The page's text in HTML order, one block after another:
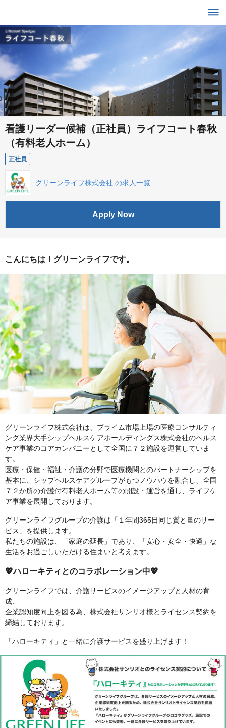
看護リーダー候補（正社員）ライフコート春秋
（有料老人ホーム）
正社員
グリーンライフ株式会社 の求人一覧
Apply Now
こんにちは！グリーンライフです。
グリーンライフ株式会社は、プライム市場上場の医療コンサルティ
ング業界大手シップヘルスケアホールディングス株式会社のヘルス
ケア事業のコアカンパニーとして全国に７２施設を運営していま
す。
医療・保健・福祉・介護の分野で医療機関とのパートナーシップを
基本に、シップヘルスケアグループがもつノウハウを融合し、全国
７２か所の介護付有料老人ホーム等の開設・運営を通し、ライフケ
ア事業を展開しております。
グリーンライフグループの介護は「１年間365日同じ質と量のサー
ビス」を提供します。
私たちの施設は、「家庭の延長」であり、「安心・安全・快適」な
生活をお過ごしいただける住まいと考えます。
💖ハローキティとのコラボレーション中💖
グリーンライフでは、介護サービスのイメージアップと人材の育
成、
企業認知度向上を図る為、株式会社サンリオ様とライセンス契約を
締結しております。
「ハローキティ」と一緒に介護サービスを盛り上げます！